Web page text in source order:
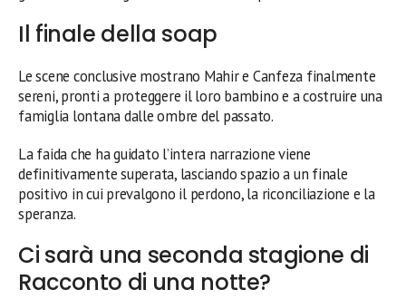
Il finale della soap
Le scene conclusive mostrano Mahir e Canfeza finalmente
sereni, pronti a proteggere il loro bambino e a costruire una
famiglia lontana dalle ombre del passato.
La faida che ha guidato l’intera narrazione viene
definitivamente superata, lasciando spazio a un finale
positivo in cui prevalgono il perdono, la riconciliazione e la
speranza.
Ci sarà una seconda stagione di
Racconto di una notte?